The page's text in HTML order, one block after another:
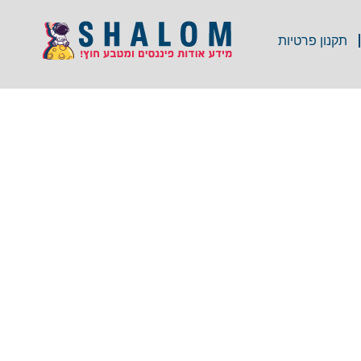
תקנון פרטיות